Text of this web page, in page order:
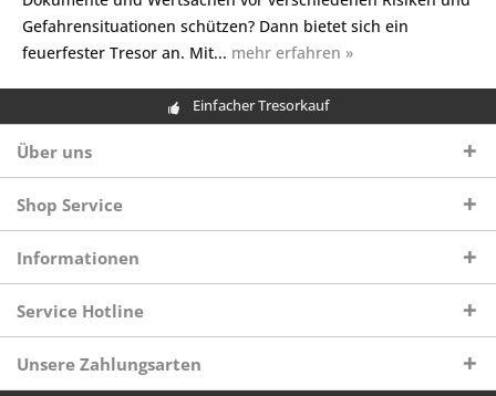
Gefahrensituationen schützen? Dann bietet sich ein
feuerfester Tresor an. Mit... mehr erfahren »
Einfacher Tresorkauf
Über uns
Shop Service
Informationen
Service Hotline
Unsere Zahlungsarten